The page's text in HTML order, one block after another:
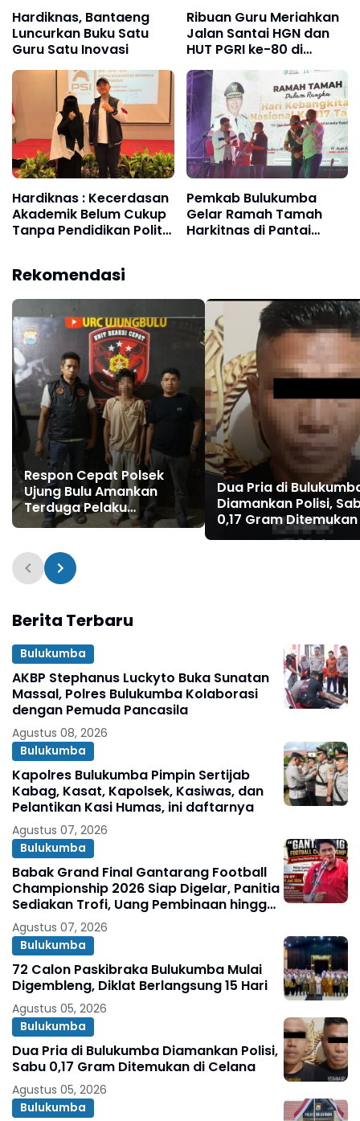
Hardiknas, Bantaeng
Luncurkan Buku Satu
Guru Satu Inovasi
Ribuan Guru Meriahkan
Jalan Santai HGN dan
HUT PGRI ke-80 di
Pantai Merpati
Hardiknas : Kecerdasan
Akademik Belum Cukup
Tanpa Pendidikan Politik
Pemkab Bulukumba
Gelar Ramah Tamah
Harkitnas di Pantai
Rekomendasi
Respon Cepat Polsek
Ujung Bulu Amankan
Terduga Pelaku
Penyebaran Konten
Dua Pria di
Diamankan Polisi,
0,17 Gram
Celana
Berita Terbaru
Bulukumba
AKBP Stephanus Luckyto Buka Sunatan
Massal, Polres Bulukumba Kolaborasi
dengan Pemuda Pancasila
Agustus 08, 2026
Bulukumba
Kapolres Bulukumba Pimpin Sertijab
Kabag, Kasat, Kapolsek, Kasiwas, dan
Pelantikan Kasi Humas, ini daftarnya
Agustus 07, 2026
Bulukumba
Babak Grand Final Gantarang Football
Championship 2026 Siap Digelar, Panitia
Sediakan Trofi, Uang Pembinaan hingga
Penghargaan Individu
Agustus 07, 2026
Bulukumba
72 Calon Paskibraka Bulukumba Mulai
Digembleng, Diklat Berlangsung 15 Hari
Agustus 05, 2026
Bulukumba
Dua Pria di Bulukumba Diamankan Polisi,
Sabu 0,17 Gram Ditemukan di Celana
Agustus 05, 2026
Bulukumba